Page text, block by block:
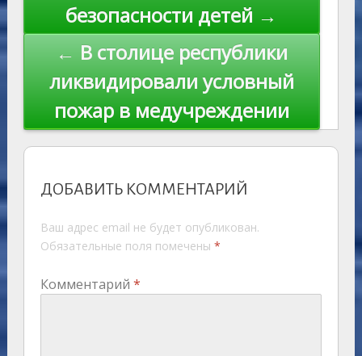
безопасности детей →
← В столице республики
ликвидировали условный
пожар в медучреждении
ДОБАВИТЬ КОММЕНТАРИЙ
Ваш адрес email не будет опубликован.
Обязательные поля помечены *
Комментарий *